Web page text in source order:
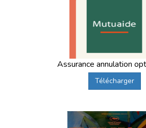
Assurance annulation
Télécharger